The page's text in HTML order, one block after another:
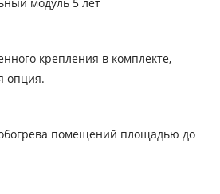
крепления в комплекте,
опция.
обогрева помещений площадью до